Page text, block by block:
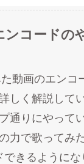
ンコードの
動画のエンコ
しく解説して
通りにやって
力で歌ってみ
できるようにな